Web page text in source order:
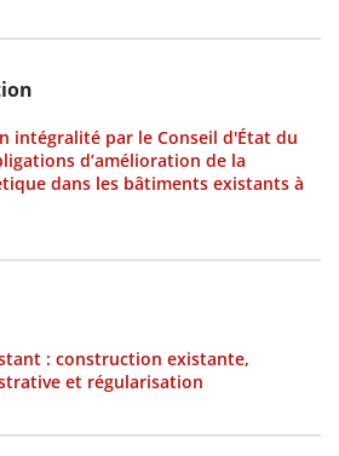
intégralité par le Conseil d'État du
d’amélioration de la
dans les bâtiments existants à
: construction existante,
et régularisation